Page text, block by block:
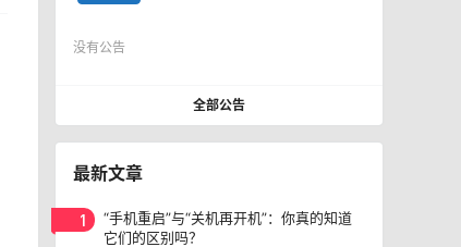
没有公告
全部公告
最新文章
1
“手机重启”与“关机再开机”：你真的知道
它们的区别吗？